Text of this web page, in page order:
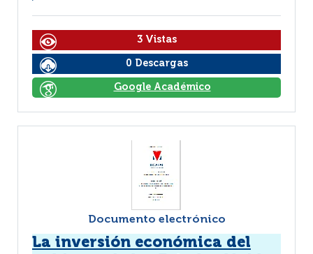
3 Vistas
0 Descargas
Google Académico
Documento electrónico
La inversión económica del